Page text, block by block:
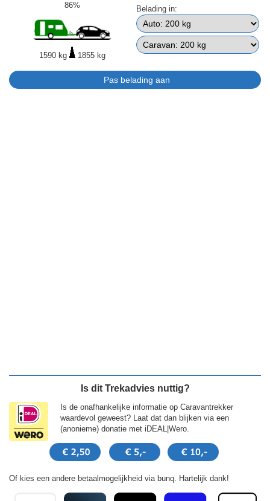
86%
1590 kg 1855 kg
Belading in:
Is dit Trekadvies nuttig?
Is de onafhankelijke informatie op Caravantrekker
waardevol geweest? Laat dat dan blijken via een
(anonieme) donatie met iDEAL|Wero.
Of kies een andere betaalmogelijkheid via bunq. Hartelijk dank!